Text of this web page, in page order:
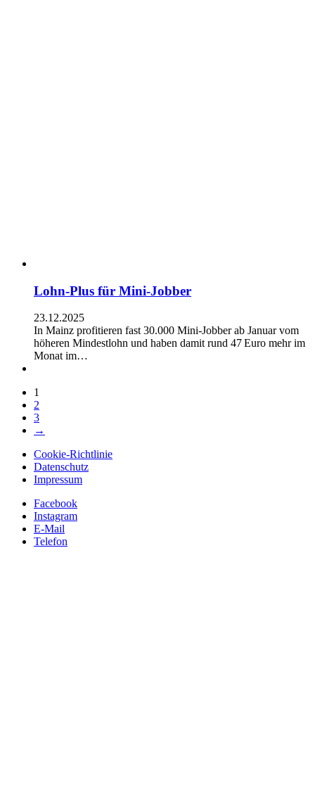
Lohn-Plus für Mini-Jobber
23.12.2025
In Mainz profitieren fast 30.000 Mini-Jobber ab Januar vom
höheren Mindestlohn und haben damit rund 47 Euro mehr im
Monat im…
1
2
3
→
Cookie-Richtlinie
Datenschutz
Impressum
Facebook
Instagram
E-Mail
Telefon